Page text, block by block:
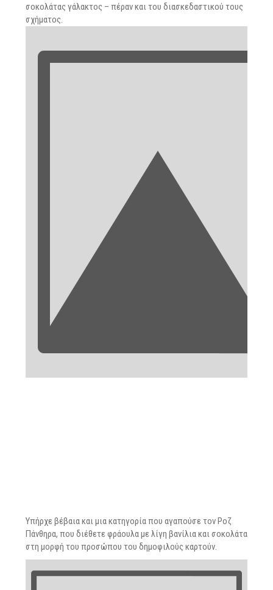
σοκολάτας γάλακτος – πέραν και του διασκεδαστικού τους
σχήματος.
Υπήρχε βέβαια και μια κατηγορία που αγαπούσε τον Ροζ
Πάνθηρα, που διέθετε φράουλα με λίγη βανίλια και σοκολάτα
στη μορφή του προσώπου του δημοφιλούς καρτούν.